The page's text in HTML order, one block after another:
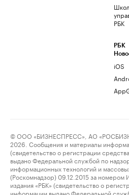
РБК
РБК
iOS
© ООО «БИЗНЕСПРЕСС», АО
2026. Сообщения и материалы
(свидетельство о регистрации
выдано Федеральной службой по
информационных технологий и
(Роскомнадзор) 09.12.2015 за
издания «РБК» (свидетельство о
информации выдано Федеральной